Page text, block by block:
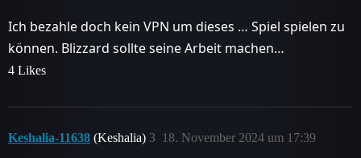
Ich bezahle doch kein VPN um dieses … Spiel spielen zu
können. Blizzard sollte seine Arbeit machen…
4 Likes
Keshalia-11638 (Keshalia) 18. November 2024 um 17:39
3